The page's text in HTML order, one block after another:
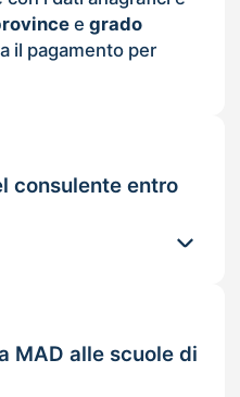
e grado
il pagamento per
consulente entro
MAD alle scuole di